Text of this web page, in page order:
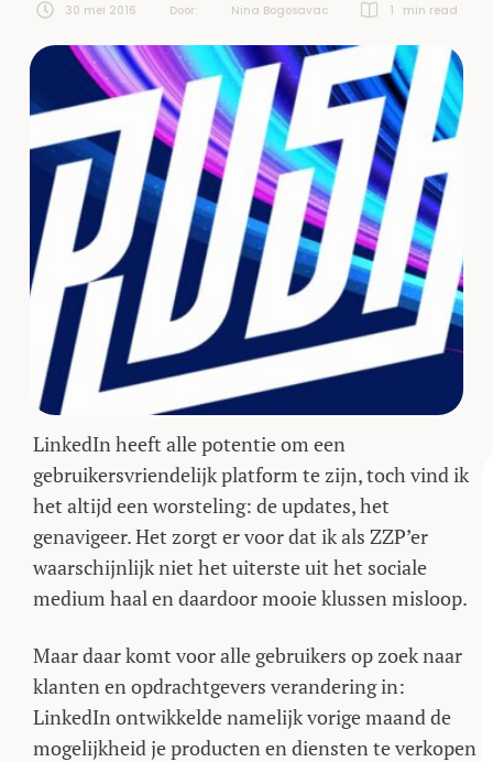
30 mei 2016 Door: Nina Bogosavac 1 min read
LinkedIn heeft alle potentie om een
gebruikersvriendelijk platform te zijn, toch vind ik
het altijd een worsteling: de updates, het
genavigeer. Het zorgt er voor dat ik als ZZP’er
waarschijnlijk niet het uiterste uit het sociale
medium haal en daardoor mooie klussen misloop.
Maar daar komt voor alle gebruikers op zoek naar
klanten en opdrachtgevers verandering in:
LinkedIn ontwikkelde namelijk vorige maand de
mogelijkheid je producten en diensten te verkopen